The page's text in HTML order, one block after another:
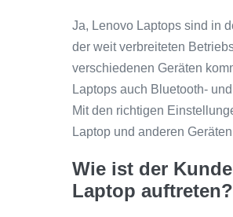
Ja, Lenovo Laptops sind in
der weit verbreiteten
verschiedenen Geräten
Laptops auch Bluetooth-
Mit den richtigen
Laptop und anderen
Wie ist der
Laptop auftreten?